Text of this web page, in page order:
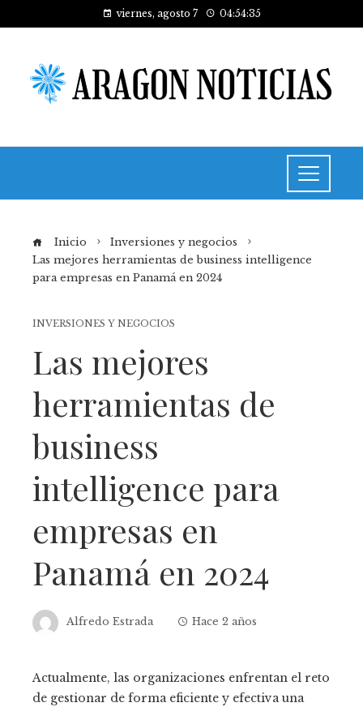
viernes, agosto 7 04:54:35
Inicio
Inversiones y negocios
Las mejores herramientas de business intelligence
para empresas en Panamá en 2024
INVERSIONES Y NEGOCIOS
Las mejores
herramientas de
business
intelligence para
empresas en
Panamá en 2024
Alfredo Estrada Hace 2 años
Actualmente, las organizaciones enfrentan el reto
de gestionar de forma eficiente y efectiva una